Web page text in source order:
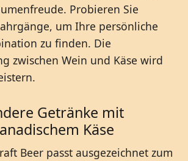
Probieren Sie
um Ihre persönliche
zu finden. Die
zwischen Wein und Käse wird
Getränke mit
Käse
Beer passt ausgezeichnet zum